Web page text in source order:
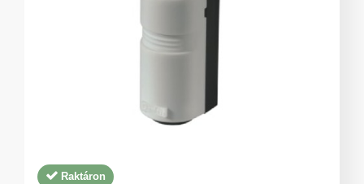
Raktáron